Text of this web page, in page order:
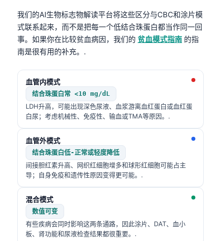
我们的AI生物标志物解读平台将这些区分与CBC和涂片模
式联系起来，而不是把每一个低结合珠蛋白都当作同一回
事。如果你在比较贫血病因，我们的 贫血模式指南 的指
南是很有用的补充。.
血管内模式
结合珠蛋白常 <10 mg/dL
LDH升高，可能出现深色尿液、血浆游离血红蛋白或血红蛋
白尿；考虑机械性、免疫性、输血或TMA等原因。.
血管外模式
结合珠蛋白低-正常或轻度降低
间接胆红素升高、网织红细胞增多和球形红细胞可能占主
导；自身免疫和遗传性原因变得更可能。.
混合模式
数值可变
有些疾病会同时影响这两条通路，因此涂片、DAT、血小
板、肾功能和尿液检查结果都很重要。.